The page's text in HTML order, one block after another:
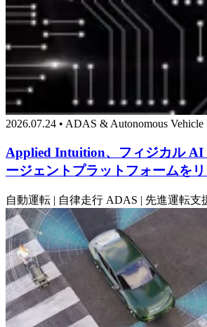
2026.07.24 • ADAS & Autonomous Vehicle
Applied Intuition、フィジカル AI
ージェントプラットフォームを
自動運転 | 自律走行 ADAS | 先進運転支